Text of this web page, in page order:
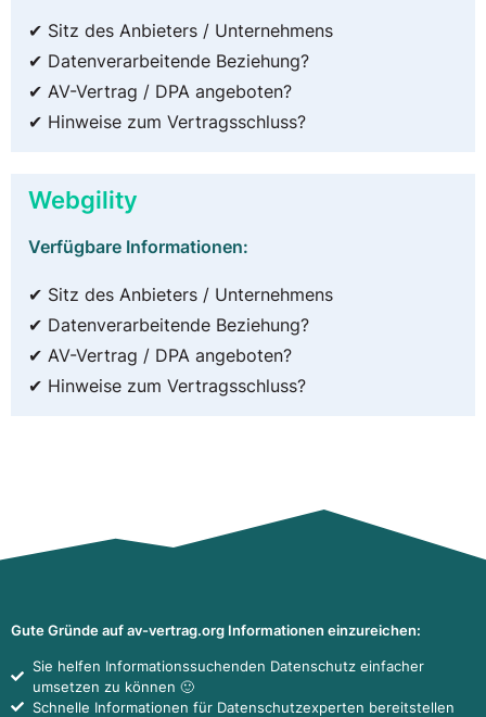
✔ Sitz des Anbieters / Unternehmens
✔ Datenverarbeitende Beziehung?
✔ AV-Vertrag / DPA angeboten?
✔ Hinweise zum Vertragsschluss?
Webgility
Verfügbare Informationen:
✔ Sitz des Anbieters / Unternehmens
✔ Datenverarbeitende Beziehung?
✔ AV-Vertrag / DPA angeboten?
✔ Hinweise zum Vertragsschluss?
Gute Gründe auf av-vertrag.org Informationen einzureichen:
Sie helfen Informationssuchenden Datenschutz einfacher
umsetzen zu können 🙂
Schnelle Informationen für Datenschutzexperten bereitstellen